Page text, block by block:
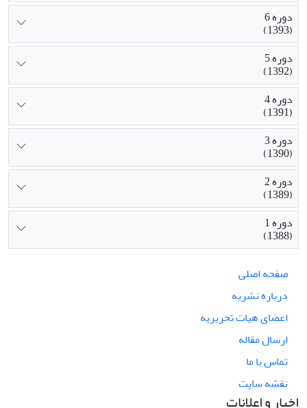
دوره 6
(1393)
دوره 5
(1392)
دوره 4
(1391)
دوره 3
(1390)
دوره 2
(1389)
دوره 1
(1388)
صفحه اصلی
درباره نشریه
اعضای هیات تحریریه
ارسال مقاله
تماس با ما
نقشه سایت
اخبار و اعلانات